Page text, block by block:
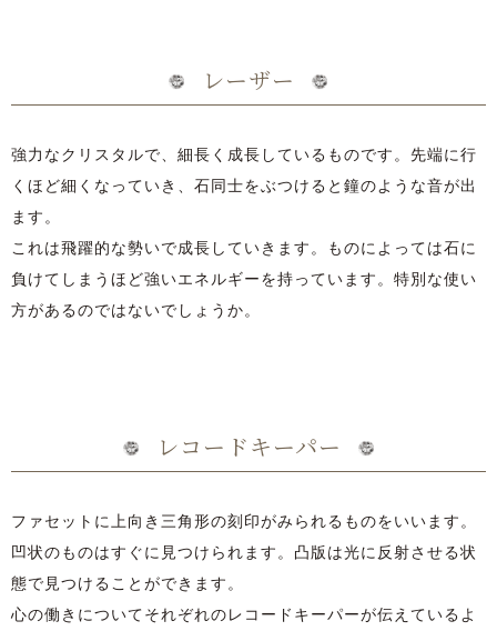
レーザー
強力なクリスタルで、細長く成長しているものです。先端に行
くほど細くなっていき、石同士をぶつけると鐘のような音が出
ます。
これは飛躍的な勢いで成長していきます。ものによっては石に
負けてしまうほど強いエネルギーを持っています。特別な使い
方があるのではないでしょうか。
レコードキーパー
ファセットに上向き三角形の刻印がみられるものをいいます。
凹状のものはすぐに見つけられます。凸版は光に反射させる状
態で見つけることができます。
心の働きについてそれぞれのレコードキーパーが伝えているよ